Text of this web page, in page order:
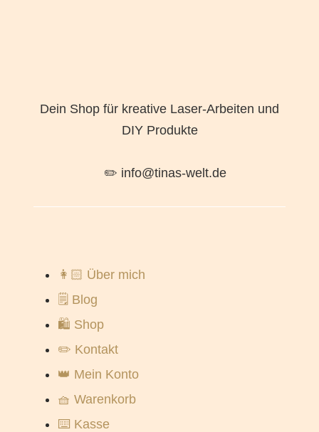
Dein Shop für kreative Laser-Arbeiten und
DIY Produkte
✏️ info@tinas-welt.de
👩🏻 Über mich
🗒️ Blog
🛍️ Shop
✏️ Kontakt
👑 Mein Konto
🧺 Warenkorb
⌨️ Kasse